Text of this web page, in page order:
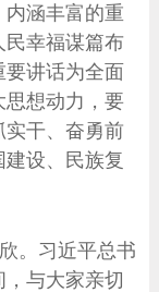
涵丰富的重
民幸福谋篇布
要讲话为全面
思想动力，要
实干、奋勇前
设、民族复
。习近平总书
与大家亲切